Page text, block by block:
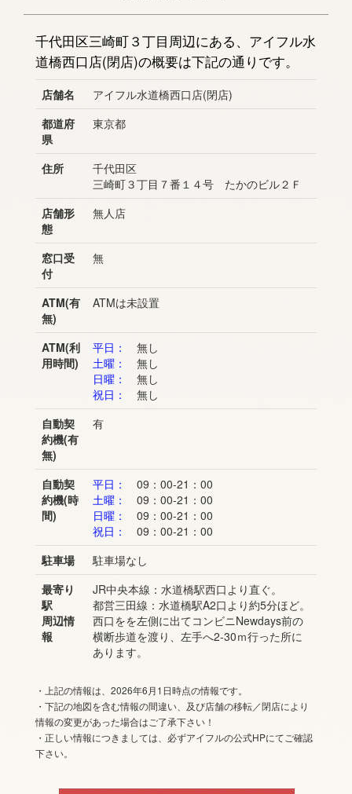
千代田区三崎町３丁目周辺にある、アイフル水
道橋西口店(閉店)の概要は下記の通りです。
店舗名
アイフル水道橋西口店(閉店)
都道府
県
東京都
住所
千代田区
三崎町３丁目７番１４号 たかのビル２Ｆ
店舗形
態
無人店
窓口受
付
無
ATM(有
無)
ATMは未設置
ATM(利
用時間)
平日：
無し
土曜：
無し
日曜：
無し
祝日：
無し
自動契
約機(有
無)
有
自動契
約機(時
間)
平日：
09：00-21：00
土曜：
09：00-21：00
日曜：
09：00-21：00
祝日：
09：00-21：00
駐車場
駐車場なし
最寄り
駅
周辺情
報
JR中央本線：水道橋駅西口より直ぐ。
都営三田線：水道橋駅A2口より約5分ほど。
西口をを左側に出てコンビニNewdays前の
横断歩道を渡り、左手へ2-30ｍ行った所に
あります。
・上記の情報は、2026年6月1日時点の情報です。
・下記の地図を含む情報の間違い、及び店舗の移転／閉店により
情報の変更があった場合はご了承下さい！
・正しい情報につきましては、必ずアイフルの公式HPにてご確認
下さい。